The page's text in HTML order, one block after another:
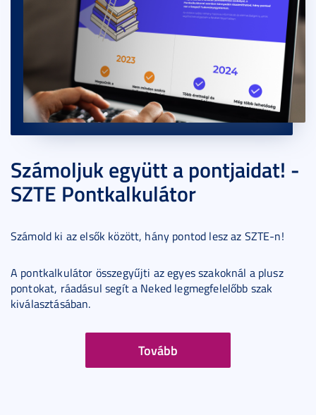
Számoljuk együtt a pontjaidat! -
SZTE Pontkalkulátor
Számold ki az elsők között, hány pontod lesz az SZTE-n!
A pontkalkulátor összegyűjti az egyes szakoknál a plusz
pontokat, ráadásul segít a Neked legmegfelelőbb szak
kiválasztásában.
Tovább